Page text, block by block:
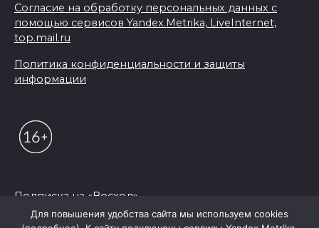
Согласие на обработку персональных данных с
помощью сервисов Yandex.Metrika, LiveInternet,
top.mail.ru
Политика конфиденциальности и защиты
информации
Подписка на «Восход»
Для повышения удобства сайта мы используем cookies